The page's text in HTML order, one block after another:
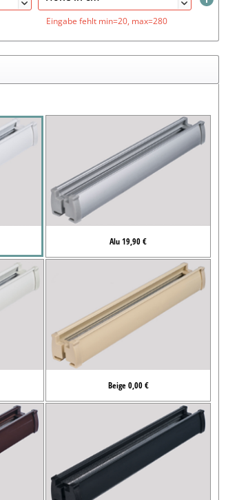
 
Eingabe fehlt min=20, max=280
Alu 19,90 €
Beige 0,00 €